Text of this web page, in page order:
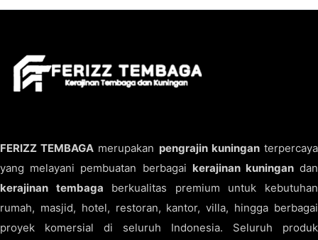
FERIZZ TEMBAGA merupakan pengrajin kuninganterpercaya
yang melayani pembuatan berbagai kerajinan kuningandan
kerajinan tembaga berkualitas premium untuk kebutuhan
rumah, masjid, hotel, restoran, kantor, villa, hingga berbagai
proyek komersial di seluruh Indonesia. Seluruh produk